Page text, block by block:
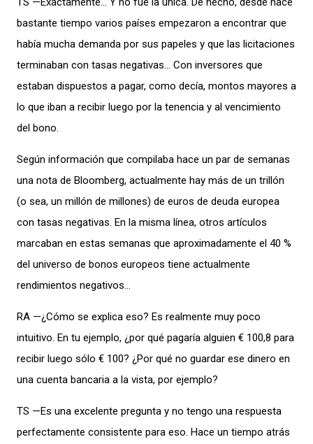
bastante tiempo varios países empezaron a encontrar que
había mucha demanda por sus papeles y que las licitaciones
terminaban con tasas negativas… Con inversores que
estaban dispuestos a pagar, como decía, montos mayores a
lo que iban a recibir luego por la tenencia y al vencimiento
del bono.
Según información que compilaba hace un par de semanas
una nota de Bloomberg, actualmente hay más de un trillón
(o sea, un millón de millones) de euros de deuda europea
con tasas negativas. En la misma línea, otros artículos
marcaban en estas semanas que aproximadamente el 40 %
del universo de bonos europeos tiene actualmente
rendimientos negativos…
RA —¿Cómo se explica eso? Es realmente muy poco
intuitivo. En tu ejemplo, ¿por qué pagaría alguien € 100,8 para
recibir luego sólo € 100? ¿Por qué no guardar ese dinero en
una cuenta bancaria a la vista, por ejemplo?
TS —Es una excelente pregunta y no tengo una respuesta
perfectamente consistente para eso. Hace un tiempo atrás